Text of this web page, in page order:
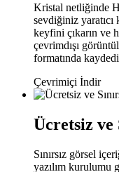
Kristal netliğinde
sevdiğiniz
keyfini çıkarın ve
çevrimdışı
formatında
Çevrimiçi İndir
Ücretsiz ve
Sınırsız görsel
yazılım kurulumu